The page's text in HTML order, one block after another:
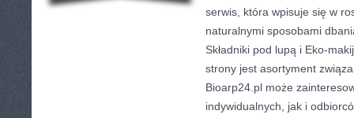
serwis, która wpisuje się w
naturalnymi sposobami
Składniki pod lupą i Eko-
strony jest asortyment
Bioarp24.pl może
indywidualnych, jak i